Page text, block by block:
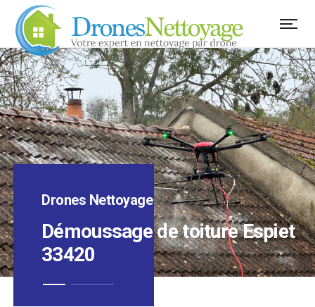
Drones Nettoyage
Démoussage de toiture Espiet
33420